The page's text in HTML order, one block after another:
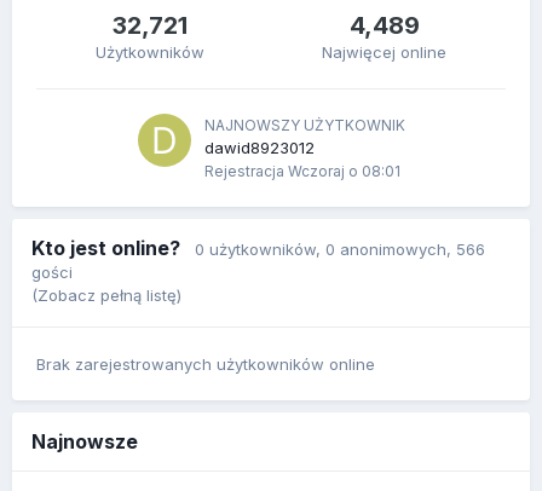
32,721
Użytkowników
4,489
Najwięcej online
NAJNOWSZY UŻYTKOWNIK
dawid8923012
Rejestracja Wczoraj o 08:01
Kto jest online? 0 użytkowników, 0 anonimowych, 566
gości
(Zobacz pełną listę)
Brak zarejestrowanych użytkowników online
Najnowsze